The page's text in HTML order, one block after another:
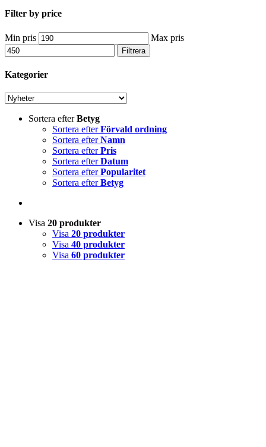
Filter by price
Min pris Max pris
Filtrera
Kategorier
Sortera efterBetyg
Sortera efterFörvald ordning
Sortera efterNamn
Sortera efterPris
Sortera efterDatum
Sortera efterPopularitet
Sortera efterBetyg
Visa 20 produkter
Visa 20 produkter
Visa 40 produkter
Visa 60 produkter